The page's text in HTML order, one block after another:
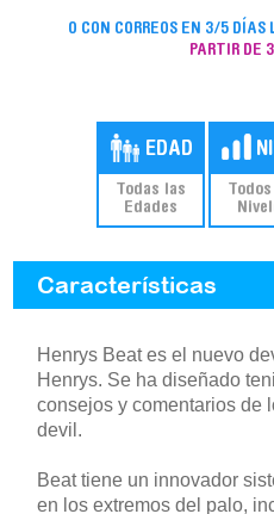
O CON CORREOS EN 3/5 DÍAS
PARTIR DE
Todas las
Edades
Características
Henrys Beat es el nuevo
Henrys. Se ha diseñado
consejos y comentarios de
devil.
Beat tiene un innovador
en los extremos del palo,